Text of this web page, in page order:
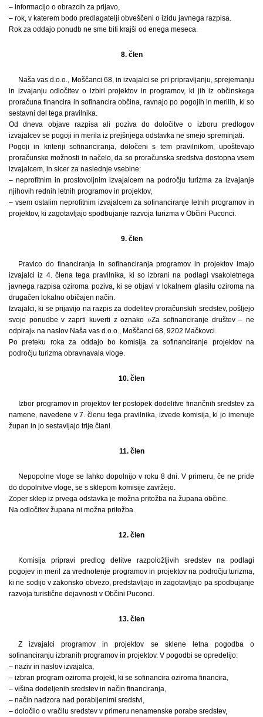
– informacijo o obrazcih za prijavo,
– rok, v katerem bodo predlagatelji obveščeni o izidu javnega razpisa.
Rok za oddajo ponudb ne sme biti krajši od enega meseca.
8. člen
Naša vas d.o.o., Moščanci 68, in izvajalci se pri pripravljanju, sprejemanju
in izvajanju odločitev o izbiri projektov in programov, ki jih iz občinskega
proračuna financira in sofinancira občina, ravnajo po pogojih in merilih, ki so
sestavni del tega pravilnika.
Od dneva objave razpisa ali poziva do določitve o izboru predlogov
izvajalcev se pogoji in merila iz prejšnjega odstavka ne smejo spreminjati.
Pogoji in kriteriji sofinanciranja, določeni s tem pravilnikom, upoštevajo
proračunske možnosti in načelo, da so proračunska sredstva dostopna vsem
izvajalcem, in sicer za naslednje vsebine:
– neprofitnim in prostovoljnim izvajalcem na področju turizma za izvajanje
njihovih rednih letnih programov in projektov,
– vsem ostalim neprofitnim izvajalcem za sofinanciranje letnih programov in
projektov, ki zagotavljajo spodbujanje razvoja turizma v Občini Puconci.
9. člen
Pravico do financiranja in sofinanciranja programov in projektov imajo
izvajalci iz 4. člena tega pravilnika, ki so izbrani na podlagi vsakoletnega
javnega razpisa oziroma poziva, ki se objavi v lokalnem glasilu oziroma na
drugačen lokalno običajen način.
Izvajalci, ki se prijavijo na razpis za dodelitev proračunskih sredstev, pošljejo
svoje ponudbe v zaprti kuverti z oznako »Za sofinanciranje društev – ne
odpiraj« na naslov Naša vas d.o.o., Moščanci 68, 9202 Mačkovci.
Po preteku roka za oddajo bo komisija za sofinanciranje projektov na
področju turizma obravnavala vloge.
10. člen
Izbor programov in projektov ter postopek dodelitve finančnih sredstev za
namene, navedene v 7. členu tega pravilnika, izvede komisija, ki jo imenuje
župan in jo sestavljajo trije člani.
11. člen
Nepopolne vloge se lahko dopolnijo v roku 8 dni. V primeru, če ne pride
do dopolnitve vloge, se s sklepom komisije zavržejo.
Zoper sklep iz prvega odstavka je možna pritožba na župana občine.
Na odločitev župana ni možna pritožba.
12. člen
Komisija pripravi predlog delitve razpoložljivih sredstev na podlagi
pogojev in meril za vrednotenje programov in projektov na področju turizma,
ki ne sodijo v zakonsko obvezo, predstavljajo in zagotavljajo pa spodbujanje
razvoja turistične dejavnosti v Občini Puconci.
13. člen
Z izvajalci programov in projektov se sklene letna pogodba o
sofinanciranju izbranih programov in projektov. V pogodbi se opredelijo:
– naziv in naslov izvajalca,
– izbran program oziroma projekt, ki se sofinancira oziroma financira,
– višina dodeljenih sredstev in način financiranja,
– način nadzora nad porabljenimi sredstvi,
– določilo o vračilu sredstev v primeru nenamenske porabe sredstev,